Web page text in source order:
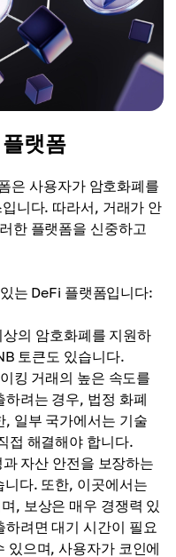
랫폼
은 사용자가 암호화폐를
니다. 따라서, 거래가 안
한 플랫폼을 신중하고
는 DeFi 플랫폼입니다:
의 암호화폐를 지원하
토큰도 있습니다.
킹 거래의 높은 속도를
려는 경우, 법정 화폐
일부 국가에서는 기술
접 해결해야 합니다.
자산 안전을 보장하는
다. 또한, 이곳에서는
, 보상은 매우 경쟁력 있
려면 대기 시간이 필요
있으며, 사용자가 코인에